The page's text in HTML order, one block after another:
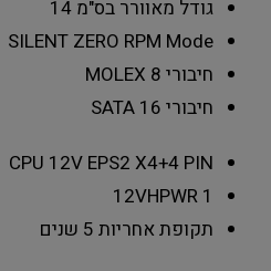
גודל מאוורר בס"מ14
SILENT ZERO RPM Mode
חיבורי MOLEX 8
חיבורי SATA 16
CPU 12V EPS2 X4+4 PIN
12VHPWR 1
תקופת אחריות 5 שנים